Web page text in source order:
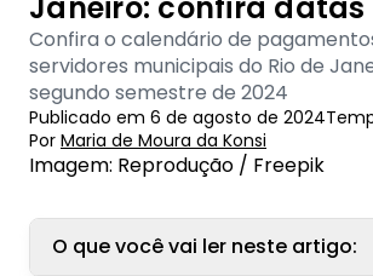
Confira o calendário de
servidores municipais do Rio de
segundo semestre de 2024
Publicado em 6 de agosto de 2024
Por Maria de Moura da Konsi
Imagem: Reprodução / Freepik
O que você vai ler neste artigo: